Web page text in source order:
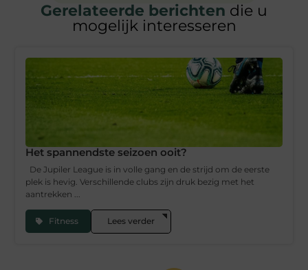
Gerelateerde berichten die u
mogelijk interesseren
Het spannendste seizoen ooit?
De Jupiler League is in volle gang en de strijd om de eerste
plek is hevig. Verschillende clubs zijn druk bezig met het
aantrekken ...
Fitness Lees verder